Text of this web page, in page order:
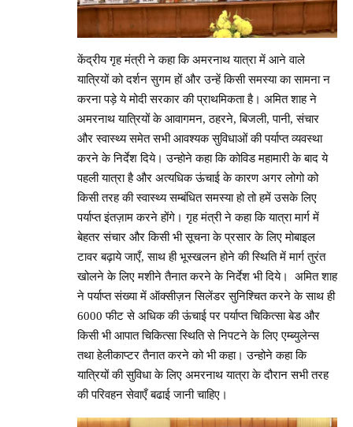
केंद्रीय गृह मंत्री ने कहा कि अमरनाथ यात्रा में आने वाले
यात्रियों को दर्शन सुगम हों और उन्हें किसी समस्या का सामना न
करना पड़े ये मोदी सरकार की प्राथमिकता है। अमित शाह ने
अमरनाथ यात्रियों के आवागमन, ठहरने, बिजली, पानी, संचार
और स्वास्थ्य समेत सभी आवश्यक सुविधाओं की पर्याप्त व्यवस्था
करने के निर्देश दिये। उन्होने कहा कि कोविड महामारी के बाद ये
पहली यात्रा है और अत्यधिक ऊंचाई के कारण अगर लोगो को
किसी तरह की स्वास्थ्य सम्बंधित समस्या हो तो हमें उसके लिए
पर्याप्त इंतज़ाम करने होंगे। गृह मंत्री ने कहा कि यात्रा मार्ग में
बेहतर संचार और किसी भी सूचना के प्रसार के लिए मोबाइल
टावर बढ़ाये जाएँ, साथ ही भूस्खलन होने की स्थिति में मार्ग तुरंत
खोलने के लिए मशीने तैनात करने के निर्देश भी दिये। अमित शाह
ने पर्याप्त संख्या में ऑक्सीज़न सिलेंडर सुनिश्चित करने के साथ ही
6000 फीट से अधिक की ऊंचाई पर पर्याप्त चिकित्सा बेड और
किसी भी आपात चिकित्सा स्थिति से निपटने के लिए एम्ब्युलेन्स
तथा हेलीकाप्टर तैनात करने को भी कहा। उन्होने कहा कि
यात्रियों की सुविधा के लिए अमरनाथ यात्रा के दौरान सभी तरह
की परिवहन सेवाएँ बढाई जानी चाहिए।